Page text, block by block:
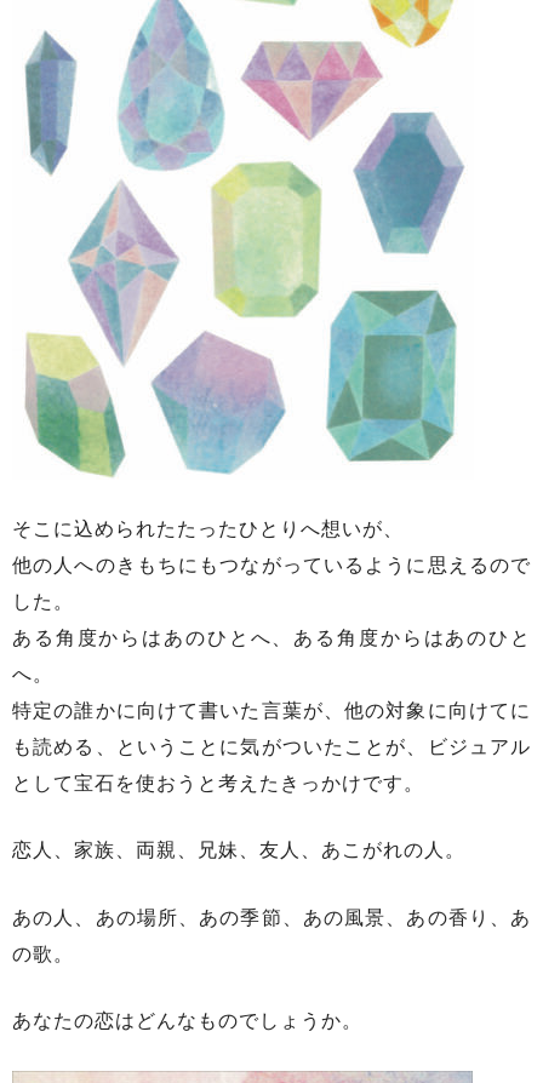
そこに込められたたったひとりへ想いが、
他の人へのきもちにもつながっているように思えるので
した。
ある角度からはあのひとへ、ある角度からはあのひと
へ。
特定の誰かに向けて書いた言葉が、他の対象に向けてに
も読める、ということに気がついたことが、ビジュアル
として宝石を使おうと考えたきっかけです。
恋人、家族、両親、兄妹、友人、あこがれの人。
あの人、あの場所、あの季節、あの風景、あの香り、あ
の歌。
あなたの恋はどんなものでしょうか。